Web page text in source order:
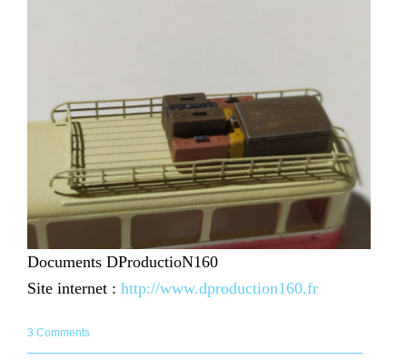
Documents DProductioN160
Site internet : http://www.dproduction160.fr
3 Comments